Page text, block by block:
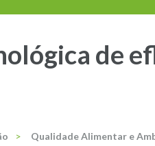
de
> Qualidade Alimentar e